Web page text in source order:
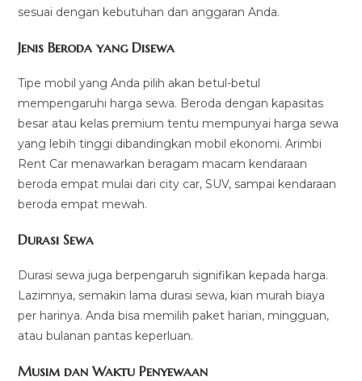
sesuai dengan kebutuhan dan anggaran Anda.
Jenis Beroda yang Disewa
Tipe mobil yang Anda pilih akan betul-betul
mempengaruhi harga sewa. Beroda dengan kapasitas
besar atau kelas premium tentu mempunyai harga sewa
yang lebih tinggi dibandingkan mobil ekonomi. Arimbi
Rent Car menawarkan beragam macam kendaraan
beroda empat mulai dari city car, SUV, sampai kendaraan
beroda empat mewah.
Durasi Sewa
Durasi sewa juga berpengaruh signifikan kepada harga.
Lazimnya, semakin lama durasi sewa, kian murah biaya
per harinya. Anda bisa memilih paket harian, mingguan,
atau bulanan pantas keperluan.
Musim dan Waktu Penyewaan